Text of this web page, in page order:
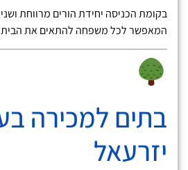
בקומת הכניסה יחידת הורים מרווחת
המאפשר לכל משפחה להתאים את הבית
בתים למכירה
יזרעאל